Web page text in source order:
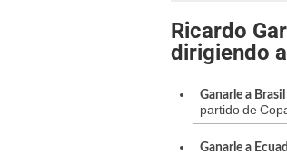
Ricardo
dirigiendo
Ganarle a
partido de
Ganarle a